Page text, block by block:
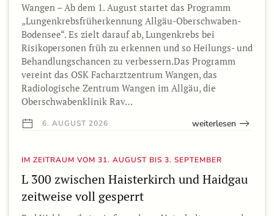
Wangen – Ab dem 1. August startet das Programm
„Lungenkrebsfrüherkennung Allgäu-Oberschwaben-
Bodensee“. Es zielt darauf ab, Lungenkrebs bei
Risikopersonen früh zu erkennen und so Heilungs- und
Behandlungschancen zu verbessern.Das Programm
vereint das OSK Facharztzentrum Wangen, das
Radiologische Zentrum Wangen im Allgäu, die
Oberschwabenklinik Rav…
6. AUGUST 2026 weiterlesen
IM ZEITRAUM VOM 31. AUGUST BIS 3. SEPTEMBER
L 300 zwischen Haisterkirch und Haidgau
zeitweise voll gesperrt